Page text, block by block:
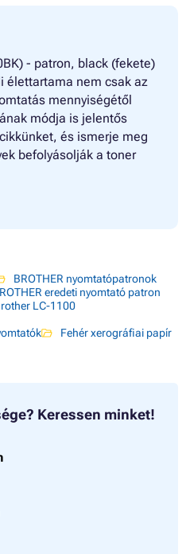
- patron, black (fekete)
élettartama nem csak az
mennyiségétől
módja is jelentős
és ismerje meg
befolyásolják a toner
BROTHER nyomtatópatronok
eredeti nyomtató patron
LC-1100
Fehér xerográfiai papír
Keressen minket!